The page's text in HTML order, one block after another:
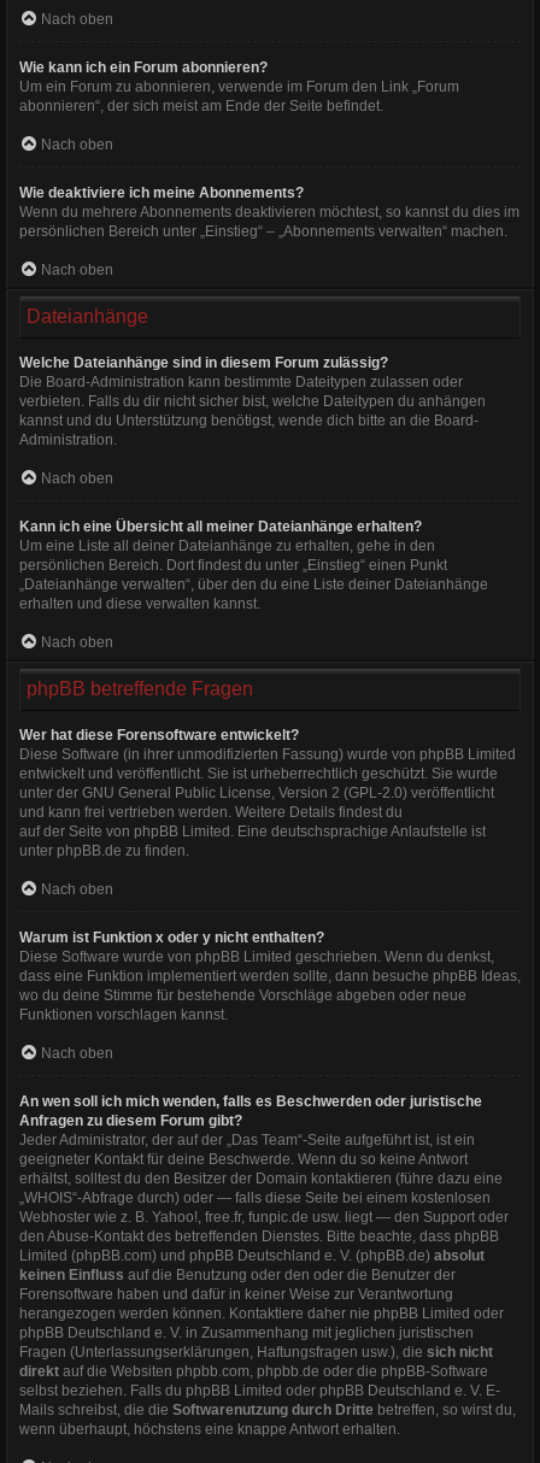
Nach oben
Wie kann ich ein Forum abonnieren?
Um ein Forum zu abonnieren, verwende im Forum den Link „Forum
abonnieren“, der sich meist am Ende der Seite befindet.
Nach oben
Wie deaktiviere ich meine Abonnements?
Wenn du mehrere Abonnements deaktivieren möchtest, so kannst du dies im
persönlichen Bereich unter „Einstieg“ – „Abonnements verwalten“ machen.
Nach oben
Dateianhänge
Welche Dateianhänge sind in diesem Forum zulässig?
Die Board-Administration kann bestimmte Dateitypen zulassen oder
verbieten. Falls du dir nicht sicher bist, welche Dateitypen du anhängen
kannst und du Unterstützung benötigst, wende dich bitte an die Board-
Administration.
Nach oben
Kann ich eine Übersicht all meiner Dateianhänge erhalten?
Um eine Liste all deiner Dateianhänge zu erhalten, gehe in den
persönlichen Bereich. Dort findest du unter „Einstieg“ einen Punkt
„Dateianhänge verwalten“, über den du eine Liste deiner Dateianhänge
erhalten und diese verwalten kannst.
Nach oben
phpBB betreffende Fragen
Wer hat diese Forensoftware entwickelt?
Diese Software (in ihrer unmodifizierten Fassung) wurde von phpBB Limited
entwickelt und veröffentlicht. Sie ist urheberrechtlich geschützt. Sie wurde
unter der GNU General Public License, Version 2 (GPL-2.0) veröffentlicht
und kann frei vertrieben werden. Weitere Details findest du
auf der Seite von phpBB Limited . Eine deutschsprachige Anlaufstelle ist
unter phpBB.de zu finden.
Nach oben
Warum ist Funktion x oder y nicht enthalten?
Diese Software wurde von phpBB Limited geschrieben. Wenn du denkst,
dass eine Funktion implementiert werden sollte, dann besuche phpBB Ideas
wo du deine Stimme für bestehende Vorschläge abgeben oder neue
Funktionen vorschlagen kannst.
Nach oben
An wen soll ich mich wenden, falls es Beschwerden oder juristische
Anfragen zu diesem Forum gibt?
Jeder Administrator, der auf der „Das Team“-Seite aufgeführt ist, ist ein
geeigneter Kontakt für deine Beschwerde. Wenn du so keine Antwort
erhältst, solltest du den Besitzer der Domain kontaktieren (führe dazu eine
„WHOIS“-Abfrage durch) oder — falls diese Seite bei einem kostenlosen
Webhoster wie z. B. Yahoo!, free.fr, funpic.de usw. liegt — den Support oder
den Abuse-Kontakt des betreffenden Dienstes. Bitte beachte, dass phpBB
Limited (phpBB.com) und phpBB Deutschland e. V. (phpBB.de) absolut
keinen Einfluss auf die Benutzung oder den oder die Benutzer der
Forensoftware haben und dafür in keiner Weise zur Verantwortung
herangezogen werden können. Kontaktiere daher nie phpBB Limited oder
phpBB Deutschland e. V. in Zusammenhang mit jeglichen juristischen
Fragen (Unterlassungserklärungen, Haftungsfragen usw.), die sich nicht
direkt auf die Websiten phpbb.com, phpbb.de oder die phpBB-Software
selbst beziehen. Falls du phpBB Limited oder phpBB Deutschland e. V. E-
Mails schreibst, die die Softwarenutzung durch Dritte betreffen, so wirst du,
wenn überhaupt, höchstens eine knappe Antwort erhalten.